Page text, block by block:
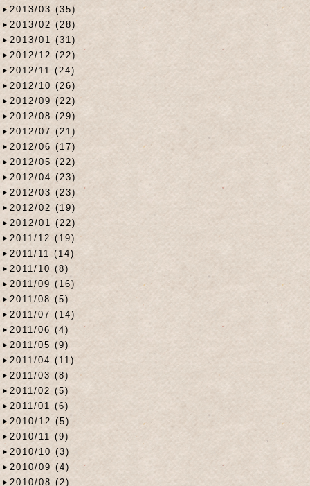
2013/03 (35)
2013/02 (28)
2013/01 (31)
2012/12 (22)
2012/11 (24)
2012/10 (26)
2012/09 (22)
2012/08 (29)
2012/07 (21)
2012/06 (17)
2012/05 (22)
2012/04 (23)
2012/03 (23)
2012/02 (19)
2012/01 (22)
2011/12 (19)
2011/11 (14)
2011/10 (8)
2011/09 (16)
2011/08 (5)
2011/07 (14)
2011/06 (4)
2011/05 (9)
2011/04 (11)
2011/03 (8)
2011/02 (5)
2011/01 (6)
2010/12 (5)
2010/11 (9)
2010/10 (3)
2010/09 (4)
2010/08 (2)